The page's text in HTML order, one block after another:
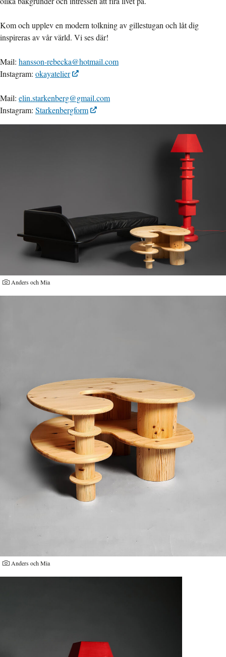
Kom och upplev en modern tolkning av gillestugan och låt dig
inspireras av vår värld. Vi ses där!
Mail: hansson-rebecka@hotmail.com
Instagram: okayatelier
Mail: elin.starkenberg@gmail.com
Instagram: Starkenbergform
Anders och Mia
Anders och Mia